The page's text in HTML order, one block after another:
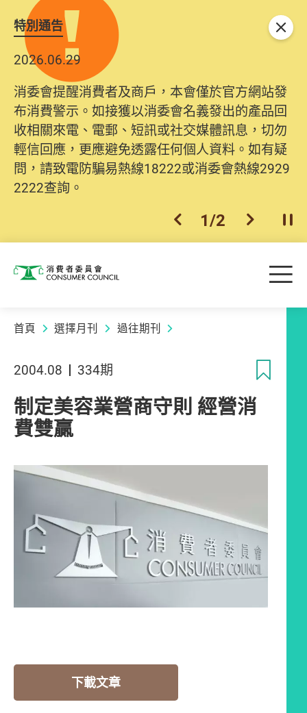
特別通告
2026.06.29
消委會提醒消費者及商戶，本會僅於官方網站發
布消費警示。如接獲以消委會名義發出的產品回
收相關來電、電郵、短訊或社交媒體訊息，切勿
輕信回應，更應避免透露任何個人資料。如有疑
問，請致電防騙易熱線18222或消委會熱線2929
2222查詢。
上一個
1/2 下一個開
關閉
消費者委員會 目
首頁 選擇月刊 過往期刊
2004.08 334期
制定美容業營商守則 經營消
費雙贏
下載文章